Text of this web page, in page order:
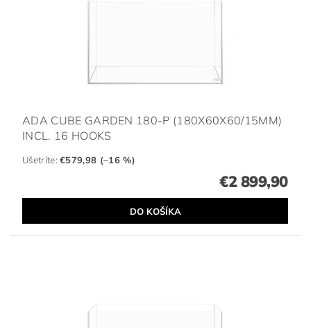
ADA CUBE GARDEN 180-P (180X60X60/15MM)
INCL. 16 HOOKS
Ušetríte:€579,98 (–16 %)
€2 899,90